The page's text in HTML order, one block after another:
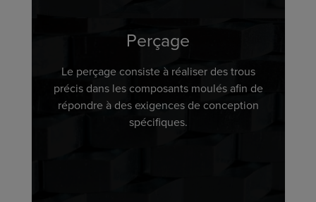
Perçage
Le perçage consiste à réaliser des trous
précis dans les composants moulés afin de
répondre à des exigences de conception
spécifiques.